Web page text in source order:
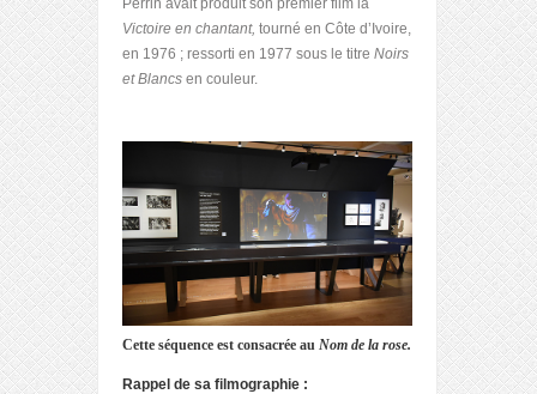
Perrin avait produit son premier film la
Victoire en chantant, tourné en Côte d’Ivoire,
en 1976 ; ressorti en 1977 sous le titre Noirs
et Blancs en couleur.
Cette séquence est consacrée au Nom de la rose.
Rappel de sa filmographie :